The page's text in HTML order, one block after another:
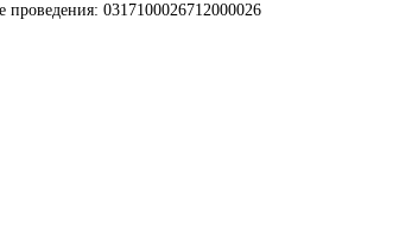
проведения: 0317100026712000026